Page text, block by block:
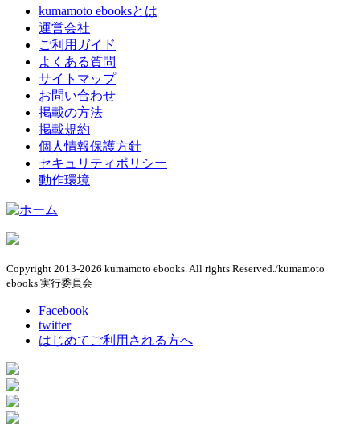
kumamoto ebooksとは
運営会社
ご利用ガイド
よくある質問
サイトマップ
お問い合わせ
掲載の方法
掲載規約
個人情報保護方針
セキュリティポリシー
動作環境
Copyright 2013-2026 kumamoto ebooks. All rights Reserved./kumamoto
ebooks 実行委員会
Facebook
twitter
はじめてご利用される方へ